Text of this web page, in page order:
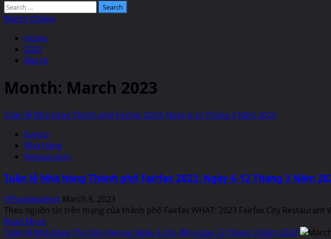
Search
for:
Watch Online
Home
2023
March
Month: March 2023
Tuần lễ Nhà hàng Thành phố Fairfax 2023: Ngày 6-12 Tháng 3 Năm 2023
Events
Nhà Hàng
Restaurants
Tuần lễ Nhà hàng Thành phố Fairfax 2023: Ngày 6-12 Tháng 3 Năm
VFSnakeadmin March 6, 2023
Theo nguồn tin trên mạng của thành phố Fairfax WHAT: 2023 Fairfax City Restaurant
Read MoreRead
more
Tuần lễ Nhà hàng Thị trấn Vienna: Ngày 3 cho đến ngày 12 Tháng 3 Năm 2023